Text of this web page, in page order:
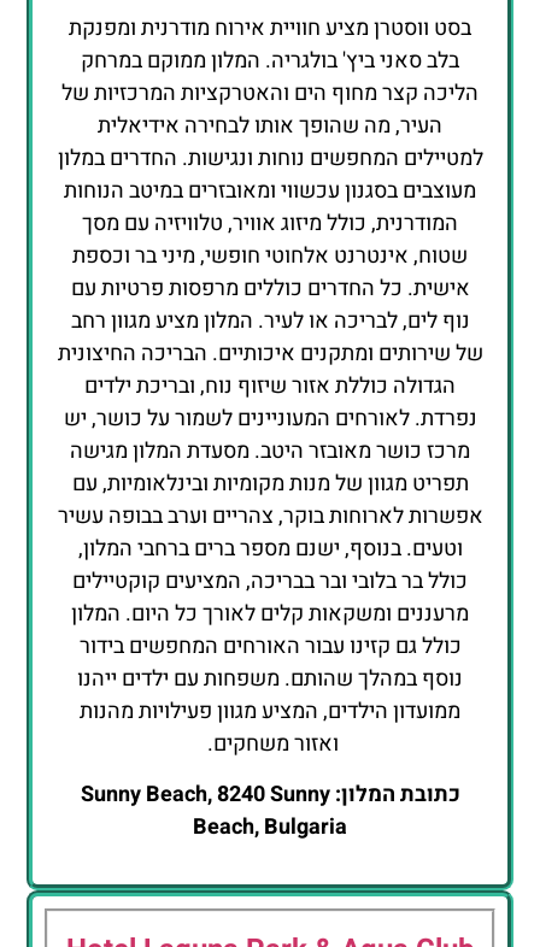
בסט ווסטרן מציע חוויית אירוח מודרנית ומפנקת
בלב סאני ביץ' בולגריה. המלון ממוקם במרחק
הליכה קצר מחוף הים והאטרקציות המרכזיות של
העיר, מה שהופך אותו לבחירה אידיאלית
למטיילים המחפשים נוחות ונגישות. החדרים במלון
מעוצבים בסגנון עכשווי ומאובזרים במיטב הנוחות
המודרנית, כולל מיזוג אוויר, טלוויזיה עם מסך
שטוח, אינטרנט אלחוטי חופשי, מיני בר וכספת
אישית. כל החדרים כוללים מרפסות פרטיות עם
נוף לים, לבריכה או לעיר. המלון מציע מגוון רחב
של שירותים ומתקנים איכותיים. הבריכה החיצונית
הגדולה כוללת אזור שיזוף נוח, ובריכת ילדים
נפרדת. לאורחים המעוניינים לשמור על כושר, יש
מרכז כושר מאובזר היטב. מסעדת המלון מגישה
תפריט מגוון של מנות מקומיות ובינלאומיות, עם
אפשרות לארוחות בוקר, צהריים וערב בבופה עשיר
וטעים. בנוסף, ישנם מספר ברים ברחבי המלון,
כולל בר בלובי ובר בבריכה, המציעים קוקטיילים
מרעננים ומשקאות קלים לאורך כל היום. המלון
כולל גם קזינו עבור האורחים המחפשים בידור
נוסף במהלך שהותם. משפחות עם ילדים ייהנו
ממועדון הילדים, המציע מגוון פעילויות מהנות
ואזור משחקים.
כתובת המלון: Sunny Beach, 8240 Sunny
Beach, Bulgaria